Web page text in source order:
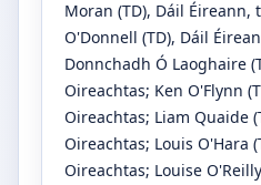
Moran (TD), Dáil Éireann,
O'Donnell (TD), Dáil
Donnchadh Ó Laoghaire
Oireachtas; Ken O'Flynn
Oireachtas; Liam Quaide
Oireachtas; Louis O'Hara
Oireachtas; Louise O'Reilly